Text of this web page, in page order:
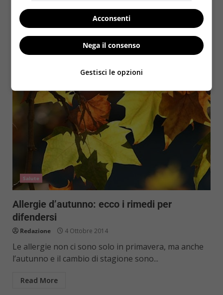
Secondo le stime, sono quasi 40mila gli italiani che
ogni anno muoiono per colpa di malattie
respiratorie...
Read More
Salute
Allergie d’autunno: ecco i rimedi per
difendersi
Redazione 4 Ottobre 2014
Le allergie non ci sono solo in primavera, ma anche
l’autunno e il cambio di stagione sono...
Read More
Acconsenti
Nega il consenso
Gestisci le opzioni